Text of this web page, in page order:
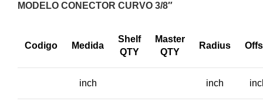
MODELO CONECTOR CURVO 3/8″
Codigo Medida
Shelf
QTY
Master
QTY
Radius
inch inch